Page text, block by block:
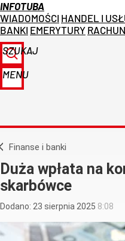
INFOTUBA
WIADOMOŚCI HANDEL I
BANKI EMERYTURY
SZUKAJ
MENU
Finanse i banki
Duża wpłata na
skarbówce
Dodano: 23 sierpnia 2025 8:08